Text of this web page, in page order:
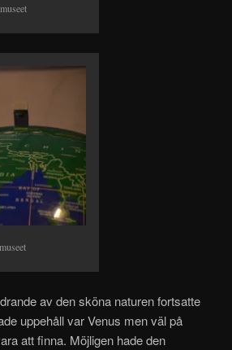
av den sköna naturen fortsatte
uppehåll var Venus men väl på
att finna. Möjligen hade den